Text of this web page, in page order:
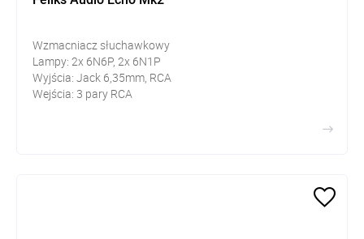
Wzmacniacz słuchawkowy
Lampy: 2x 6N6P, 2x 6N1P
Wyjścia: Jack 6,35mm, RCA
Wejścia: 3 pary RCA